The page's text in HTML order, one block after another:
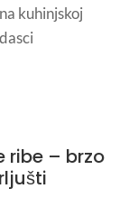
ribe – brzo